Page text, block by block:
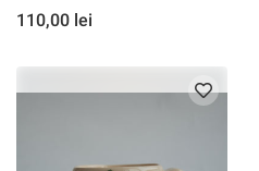
110,00 lei